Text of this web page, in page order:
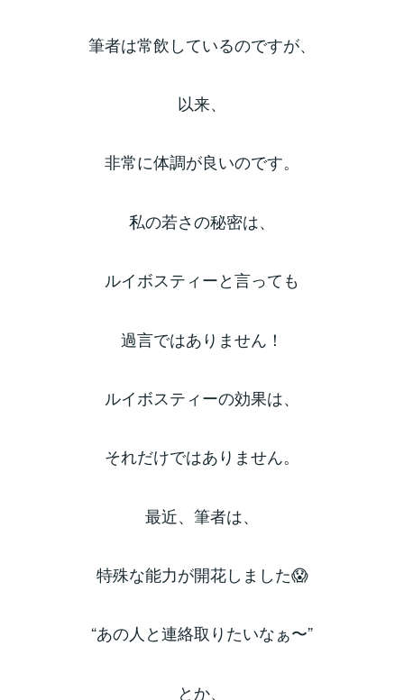
筆者は常飲しているのですが、
以来、
非常に体調が良いのです。
私の若さの秘密は、
ルイボスティーと言っても
過言ではありません！
ルイボスティーの効果は、
それだけではありません。
最近、筆者は、
特殊な能力が開花しました😱
“あの人と連絡取りたいなぁ〜”
とか、